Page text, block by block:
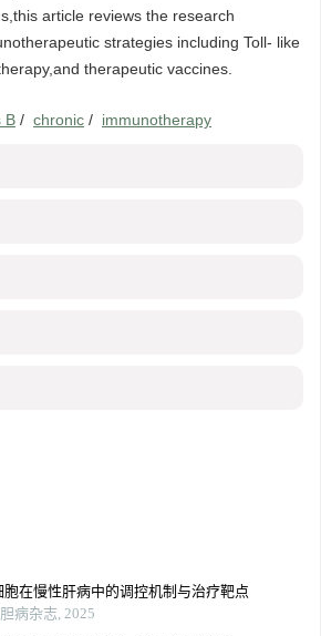
article reviews the research
strategies including Toll- like
therapeutic vaccines.
B / chronic / immunotherapy
在慢性肝病中的调控机制与治疗靶点
病杂志, 2025